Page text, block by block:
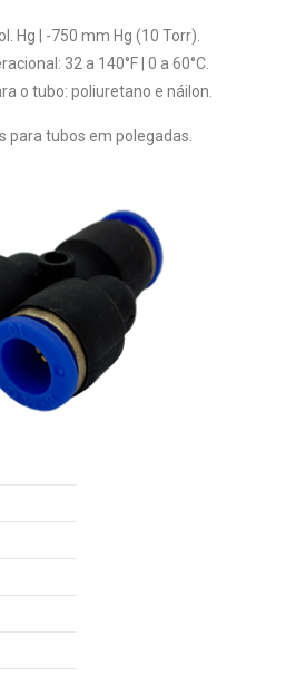
Hg | -750 mm Hg (10 Torr).
32 a 140°F | 0 a 60°C.
o tubo: poliuretano e náilon.
para tubos em polegadas.